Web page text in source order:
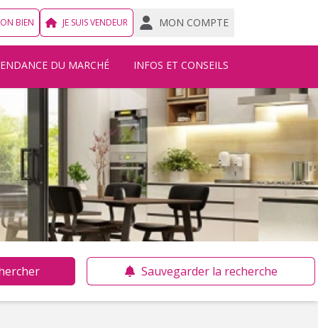
BIEN JE SUIS VENDEUR MON COMPTE
DU MARCHÉ INFOS ET CONSEILS
Sauvegarder la recherche